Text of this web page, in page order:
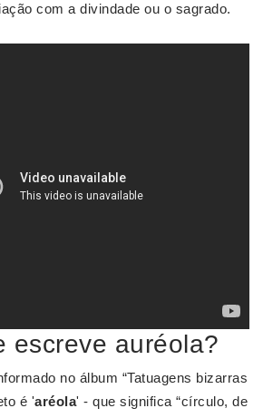
com a divindade ou o sagrado.
escreve auréola?
no álbum “Tatuagens bizarras
é 'aréola' - que significa “círculo, de